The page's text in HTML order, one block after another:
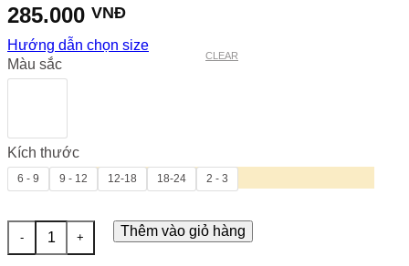
QUẦN ÁO SƠ SINH
285.000 VNĐ
Hướng dẫn chọn size
Màu sắc
Kích thước
6 - 9 9 - 12 12-18 18-24 2 - 3
CLEAR
Áo khoác chống gió cho bé xanh Pastel YORI số lượng
Thêm vào giỏ hàng